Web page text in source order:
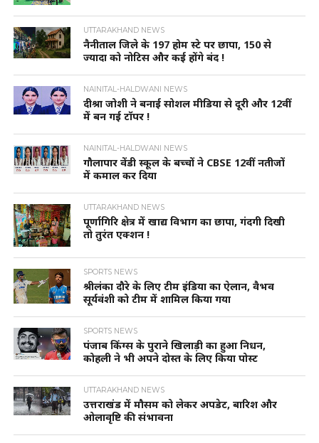
UTTARAKHAND NEWS
नैनीताल जिले के 197 होम स्टे पर छापा, 150 से
ज्यादा को नोटिस और कई होंगे बंद !
NAINITAL-HALDWANI NEWS
दीश्रा जोशी ने बनाई सोशल मीडिया से दूरी और 12वीं
में बन गई टॉपर !
NAINITAL-HALDWANI NEWS
गौलापार वेंडी स्कूल के बच्चों ने CBSE 12वीं नतीजों
में कमाल कर दिया
UTTARAKHAND NEWS
पूर्णागिरि क्षेत्र में खाद्य विभाग का छापा, गंदगी दिखी
तो तुरंत एक्शन !
SPORTS NEWS
श्रीलंका दौरे के लिए टीम इंडिया का ऐलान, वैभव
सूर्यवंशी को टीम में शामिल किया गया
SPORTS NEWS
पंजाब किंग्स के पुराने खिलाड़ी का हुआ निधन,
कोहली ने भी अपने दोस्त के लिए किया पोस्ट
UTTARAKHAND NEWS
उत्तराखंड में मौसम को लेकर अपडेट, बारिश और
ओलावृष्टि की संभावना